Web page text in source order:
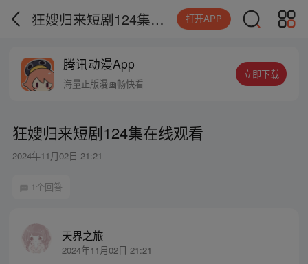
狂嫂归来短剧124集在线观看 打开APP
腾讯动漫App
海量正版漫画畅快看
立即下载
狂嫂归来短剧124集在线观看
2024年11月02日 21:21
1个回答
天界之旅
2024年11月02日 21:21